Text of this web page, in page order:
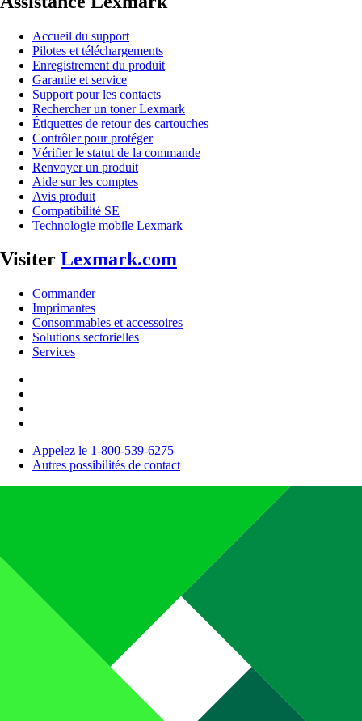
Accueil du support
Pilotes et téléchargements
Enregistrement du produit
Garantie et service
Support pour les contacts
Rechercher un toner Lexmark
Étiquettes de retour des cartouches
Contrôler pour protéger
Vérifier le statut de la commande
Renvoyer un produit
Aide sur les comptes
Avis produit
Compatibilité SE
Technologie mobile Lexmark
Visiter Lexmark.com
Commander
Imprimantes
Consommables et accessoires
Solutions sectorielles
Services
Appelez le 1-800-539-6275
Autres possibilités de contact